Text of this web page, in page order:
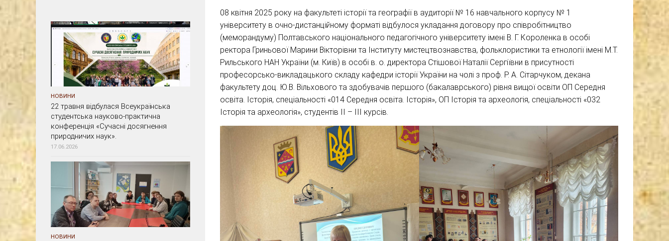
08 квітня 2025 року на факультеті історії та географії в аудиторії № 16 навчального корпусу № 1
університету в очно-дистанційному форматі відбулося укладання договору про співробітництво
(меморандуму) Полтавського національного педагогічного університету імені В. Г. Короленка в особі
ректора Гриньової Марини Вікторівни та Інституту мистецтвознавства, фольклористики та етнології імені М.Т.
Рильського НАН України (м. Київ) в особі в. о. директора Стішової Наталії Сергіївни в присутності
професорсько-викладацького складу кафедри історії України на чолі з проф. Р. А. Сітарчуком, декана
факультету доц. Ю.В. Вільхового та здобувачів першого (бакалаврського) рівня вищої освіти ОП Середня
освіта. Історія, спеціальності «014 Середня освіта. Історія», ОП Історія та археологія, спеціальності «032
Історія та археологія», студентів ІІ – ІІІ курсів.
НОВИНИ
22 травня відбулася Всеукраїнська
студентська науково-практична
конференція «Сучасні досягнення
природничих наук».
17.06.2026
НОВИНИ